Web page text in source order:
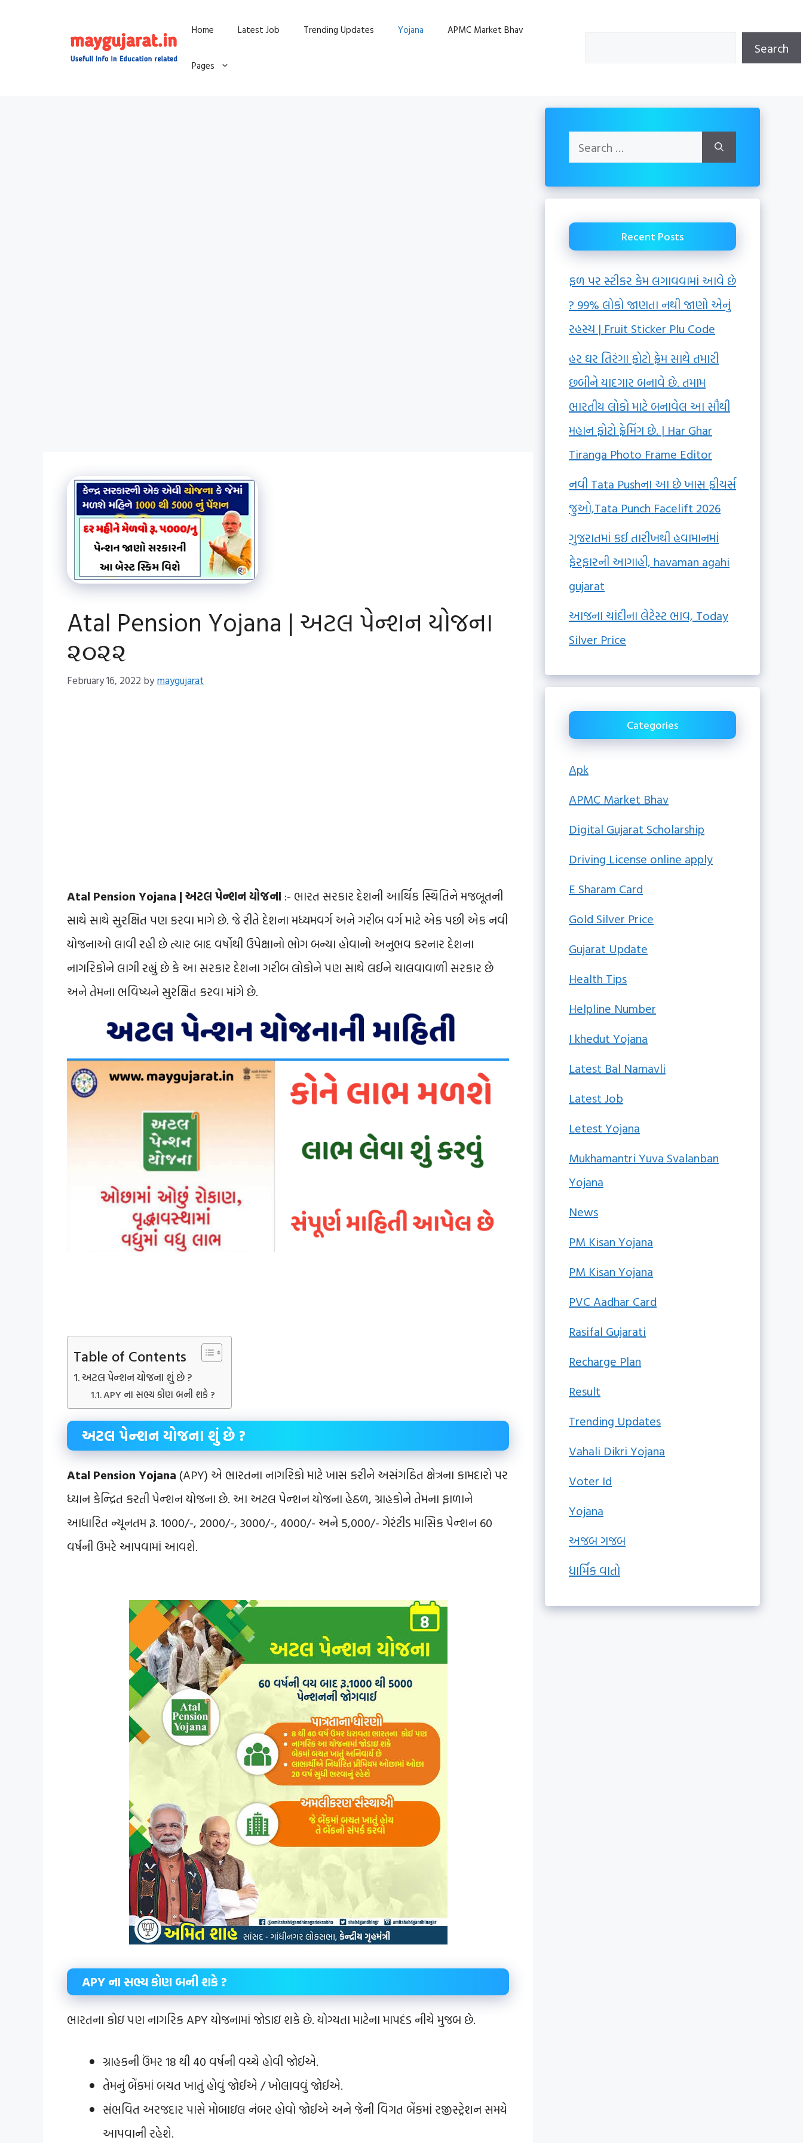
Home Latest Job Trending Updates Yojana APMC Market Bhav
Pages
Search
Atal Pension Yojana | અટલ પેન્શન યોજના
૨૦૨૨
February 16, 2022 bymaygujarat
Atal Pension Yojana | અટલ પેન્શન યોજના :- ભારત સરકાર દેશની આર્થિક સ્થિતિને મજબૂતની
સાથે સાથે સુરક્ષિત પણ કરવા માગે છે. જે રીતે દેશના મધ્યમવર્ગ અને ગરીબ વર્ગ માટે એક પછી એક નવી
યોજનાઓ લાવી રહી છે ત્યાર બાદ વર્ષોથી ઉપેક્ષાનો ભોગ બન્યા હોવાનો અનુભવ કરનાર દેશના
નાગરિકોને લાગી રહ્યું છે કે આ સરકાર દેશના ગરીબ લોકોને પણ સાથે લઈને ચાલવાવાળી સરકાર છે
અને તેમના ભવિષ્યને સુરક્ષિત કરવા માંગે છે.
Table of Contents
અટલ પેન્શન યોજના શું છે ?
APY ના સભ્ય કોણ બની શકે ?
અટલ પેન્શન યોજના શું છે ?
Atal Pension Yojana (APY) એ ભારતના નાગરિકો માટે ખાસ કરીને અસંગઠિત ક્ષેત્રના કામદારો પર
ધ્યાન કેન્દ્રિત કરતી પેન્શન યોજના છે. આ અટલ પેન્શન યોજના હેઠળ, ગ્રાહકોને તેમના ફાળાને
આધારિત ન્યૂનતમ રૂ. 1000/-, 2000/-, 3000/-, 4000/- અને 5,000/- ગેરંટીડ માસિક પેન્શન 60
વર્ષની ઉમરે આપવામાં આવશે.
APY ના સભ્ય કોણ બની શકે ?
ભારતના કોઇ પણ નાગરિક APY યોજનામાં જોડાઇ શકે છે. યોગ્યતા માટેના માપદંડ નીચે મુજબ છે.
ગ્રાહકની ઉંમર 18 થી 40 વર્ષની વચ્ચે હોવી જોઈએ.
તેમનું બેંકમાં બચત ખાતું હોવું જોઈએ / ખોલાવવું જોઈએ.
સંભવિત અરજદાર પાસે મોબાઇલ નંબર હોવો જોઈએ અને જેની વિગત બેંકમાં રજીસ્ટ્રેશન સમયે
આપવાની રહેશે.
Search
for:
Recent Posts
ફળ પર સ્ટીકર કેમ લગાવવામાં આવે છે
? 99% લોકો જાણતા નથી જાણો એનું
રહસ્ય | Fruit Sticker Plu Code
હર ઘર તિરંગા ફોટો ફ્રેમ સાથે તમારી
છબીને યાદગાર બનાવે છે. તમામ
ભારતીય લોકો માટે બનાવેલ આ સૌથી
મહાન ફોટો ફ્રેમિંગ છે. | Har Ghar
Tiranga Photo Frame Editor
નવી Tata Pushના આ છે ખાસ ફીચર્સ
જુઓ,Tata Punch Facelift 2026
ગુજરાતમાં કઈ તારીખથી હવામાનમાં
ફેરફારની આગાહી, havaman agahi
gujarat
આજના ચાંદીના લેટેસ્ટ ભાવ, Today
Silver Price
Categories
Apk
APMC Market Bhav
Digital Gujarat Scholarship
Driving License online apply
E Sharam Card
Gold Silver Price
Gujarat Update
Health Tips
Helpline Number
I khedut Yojana
Latest Bal Namavli
Latest Job
Letest Yojana
Mukhamantri Yuva Svalanban
Yojana
News
PM Kisan Yojana
PM Kisan Yojana
PVC Aadhar Card
Rasifal Gujarati
Recharge Plan
Result
Trending Updates
Vahali Dikri Yojana
Voter Id
Yojana
અજબ ગજબ
ધાર્મિક વાતો